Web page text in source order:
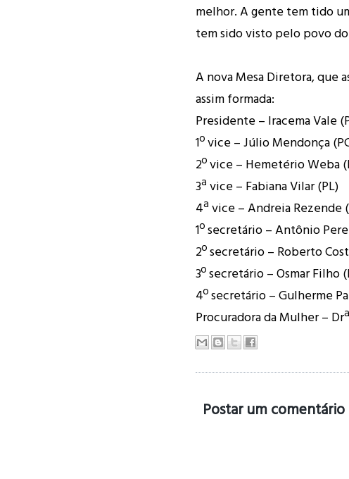
melhor. A gente tem tido
tem sido visto pelo povo
A nova Mesa Diretora, que
assim formada:
Presidente – Iracema Vale
1º vice – Júlio Mendonça
2º vice – Hemetério Weba
3ª vice – Fabiana Vilar (PL)
4ª vice – Andreia Rezende
1º secretário – Antônio
2º secretário – Roberto
3º secretário – Osmar Filho
4º secretário – Gulherme
Procuradora da Mulher –
Postar um comentário